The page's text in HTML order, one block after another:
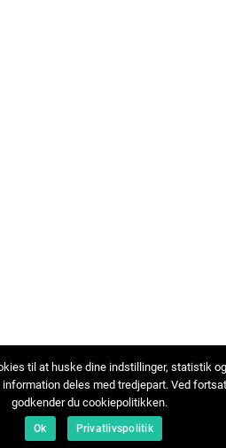
til at huske dine indstillinger, statistik
information deles med tredjepart. Ved
godkender du cookiepolitikken.
Ok Privatlivspolitik